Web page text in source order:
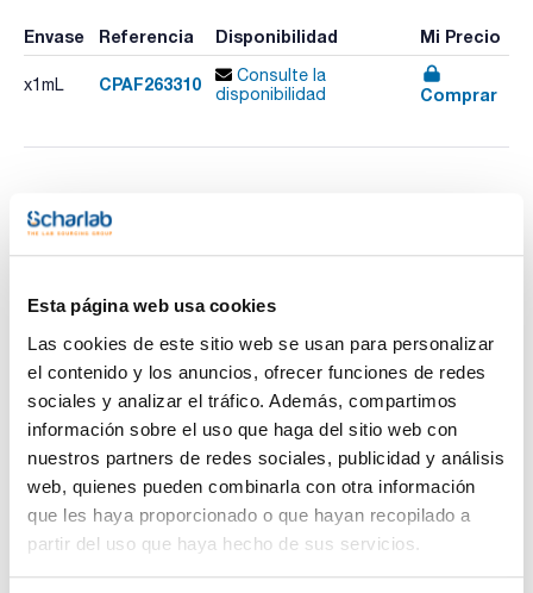
Esta página web usa cookies
Las cookies de este sitio web se usan para personalizar
el contenido y los anuncios, ofrecer funciones de redes
sociales y analizar el tráfico. Además, compartimos
información sobre el uso que haga del sitio web con
nuestros partners de redes sociales, publicidad y análisis
web, quienes pueden combinarla con otra información
que les haya proporcionado o que hayan recopilado a
partir del uso que haya hecho de sus servicios.
Envase Referencia Disponibilidad Mi Precio
x1mL CPAF263310
Consulte la
disponibilidad
Comprar
producto
Volumen : 1 mL
Composition:
Cyanazine 100ug/ml [21725-46-2]
Prometryn 100ug/ml [7287-19-6]
Propazine 100ug/ml [139-40-2]
Prometon 100ug/ml [1610-18-0]
Simazine 100ug/ml [122-34-9]
Terbuthylazine 100ug/ml [5915-41-3]
Terbutryn 100ug/ml [886-50-0]
Ametryn 100ug/ml [834-12-8]
Terbumeton 100ug/ml [33693-04-8]
Atrazine 100ug/ml [1912-24-9]
Documentación técnica
TDS / Ficha técnica
Regístrate para
descargas
COA
Regístrate para
descargas
SDS/ Hoja de seguridad